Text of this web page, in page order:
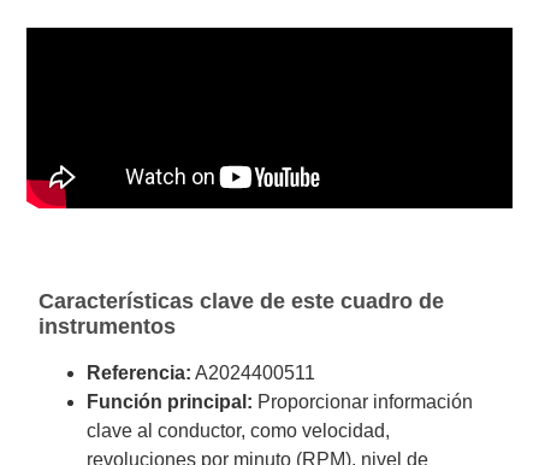
Características clave de este cuadro de
instrumentos
Referencia: A2024400511
Función principal: Proporcionar información
clave al conductor, como velocidad,
revoluciones por minuto (RPM), nivel de